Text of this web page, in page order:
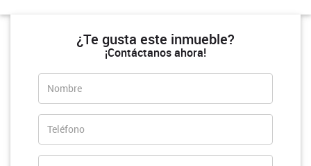
¿Te gusta este inmueble?
¡Contáctanos ahora!